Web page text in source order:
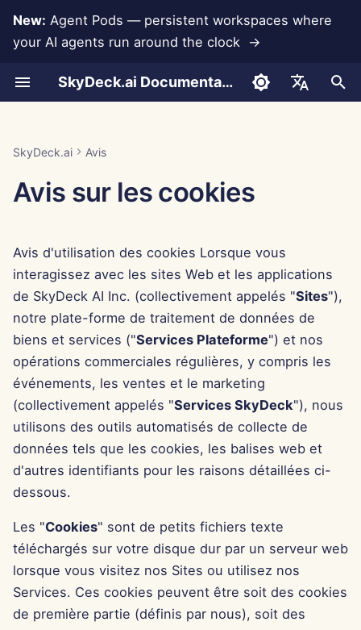
New: Agent Pods — persistent workspaces where
your AI agents run around the clock →
SkyDeck.ai Documentation
Français
Italiano
日本語
한국어
Português
Tiếng Việt
简体中文
繁體中文
I
n
a
i
a
t
o
n
e
a
r
Téléchargement de
Synchronisation Slack
Instantanés publics
Navigation Web
Pods
Outils
Révision d'accord légal
quoi
Consultant stratégique
Générateur d'images
Sécurité des données
Guide de configuration
Organiser les équipes
Curater des outils
Gérer les membres
Facturation Plans et mises à niveau
modèles
Intégration Groq
Intégration HuggingFace
Intégration Mistral
Intégration OpenAI
Intégration Perplexity
Intégration Together AI
xAI Integration
d'applications
outils LLM
d'interface utilisateur
sur du texte
Format JSON pour les
outils intelligents
Jan 23rd, 2026
Jan 16th, 2026
Jan 2nd, 2026
Dec 26th, 2025
Dec 19th, 2025
Dec 12th, 2025
Dec 5th, 2025
Nov 28th, 2025
Nov 14th, 2025
31 oct. 2025
5 sept. 2025
de bugs
Documentation prête pour
SkyDeck.ai Avis
Avis sur les cookies
Avis d'utilisation des cookies Lorsque vous
interagissez avec les sites Web et les applications
de SkyDeck AI Inc. (collectivement appelés "Sites"),
notre plate-forme de traitement de données de
biens et services ("Services Plateforme") et nos
opérations commerciales régulières, y compris les
événements, les ventes et le marketing
(collectivement appelés "Services SkyDeck"), nous
utilisons des outils automatisés de collecte de
données tels que les cookies, les balises web et
d'autres identifiants pour les raisons détaillées ci-
dessous.
Les "Cookies" sont de petits fichiers texte
téléchargés sur votre disque dur par un serveur web
lorsque vous visitez nos Sites ou utilisez nos
Services. Ces cookies peuvent être soit des cookies
de première partie (définis par nous), soit des